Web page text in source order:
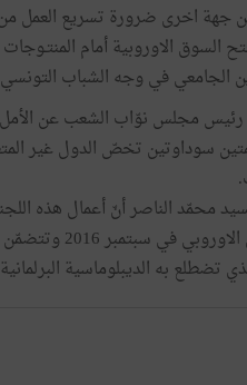
جهة اخرى ضرورة تسريع العمل من
السوق الاوروبية أمام
الجامعي في وجه الشباب
مجلس نوّاب الشعب عن الأمل
سوداوتين تخصّ الدول غير
محمّد الناصر أنّ أعمال هذه
البرلمان
تضطلع به الديبلوماسية